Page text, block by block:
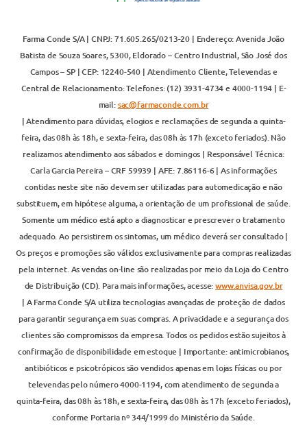
Farma Conde S/A | CNPJ: 71.605.265/0213-20 | Endereço: Avenida João
Batista de Souza Soares, 5300, Eldorado – Centro Industrial, São José dos
Campos – SP | CEP: 12240-540 | Atendimento Cliente, Televendas e
Central de Relacionamento: Telefones: (12) 3931-4734 e 4000-1194 | E-
mail:sac@farmaconde.com.br
| Atendimento para dúvidas, elogios e reclamações de segunda a quinta-
feira, das 08h às 18h, e sexta-feira, das 08h às 17h (exceto feriados). Não
realizamos atendimento aos sábados e domingos | Responsável Técnica:
Carla Garcia Pereira – CRF 59939 | AFE: 7.86116-6 | As informações
contidas neste site não devem ser utilizadas para automedicação e não
substituem, em hipótese alguma, a orientação de um profissional de saúde.
Somente um médico está apto a diagnosticar e prescrever o tratamento
adequado. Ao persistirem os sintomas, um médico deverá ser consultado |
Os preços e promoções são válidos exclusivamente para compras realizadas
pela internet. As vendas on-line são realizadas por meio da Loja do Centro
de Distribuição (CD). Para mais informações, acesse:www.anvisa.gov.br
| A Farma Conde S/A utiliza tecnologias avançadas de proteção de dados
para garantir segurança em suas compras. A privacidade e a segurança dos
clientes são compromissos da empresa. Todos os pedidos estão sujeitos à
confirmação de disponibilidade em estoque | Importante: antimicrobianos,
antibióticos e psicotrópicos são vendidos apenas em lojas físicas ou por
televendas pelo número 4000-1194, com atendimento de segunda a
quinta-feira, das 08h às 18h, e sexta-feira, das 08h às 17h (exceto feriados),
conforme Portaria nº 344/1999 do Ministério da Saúde.